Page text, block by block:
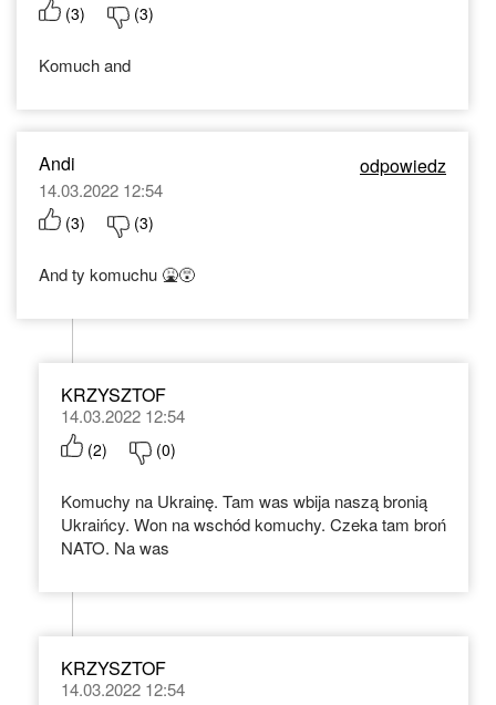
(3) (3)
Komuch and
Andi odpowiedz
14.03.2022 12:54
(3) (3)
And ty komuchu 🤮😵
KRZYSZTOF
14.03.2022 12:54
(2) (0)
Komuchy na Ukrainę. Tam was wbija naszą bronią
Ukraińcy. Won na wschód komuchy. Czeka tam broń
NATO. Na was
KRZYSZTOF
14.03.2022 12:54